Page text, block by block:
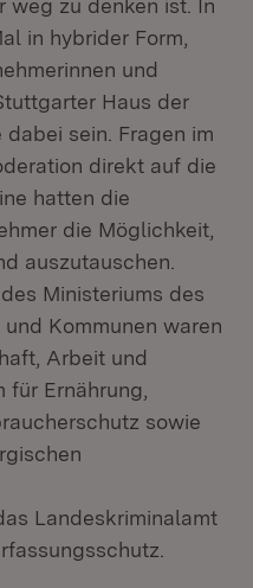
weg zu denken ist. In
in hybrider Form,
und
Haus der
sein. Fragen im
direkt auf die
hatten die
die Möglichkeit,
auszutauschen.
Ministeriums des
Kommunen waren
Arbeit und
für Ernährung,
sowie
Landeskriminalamt